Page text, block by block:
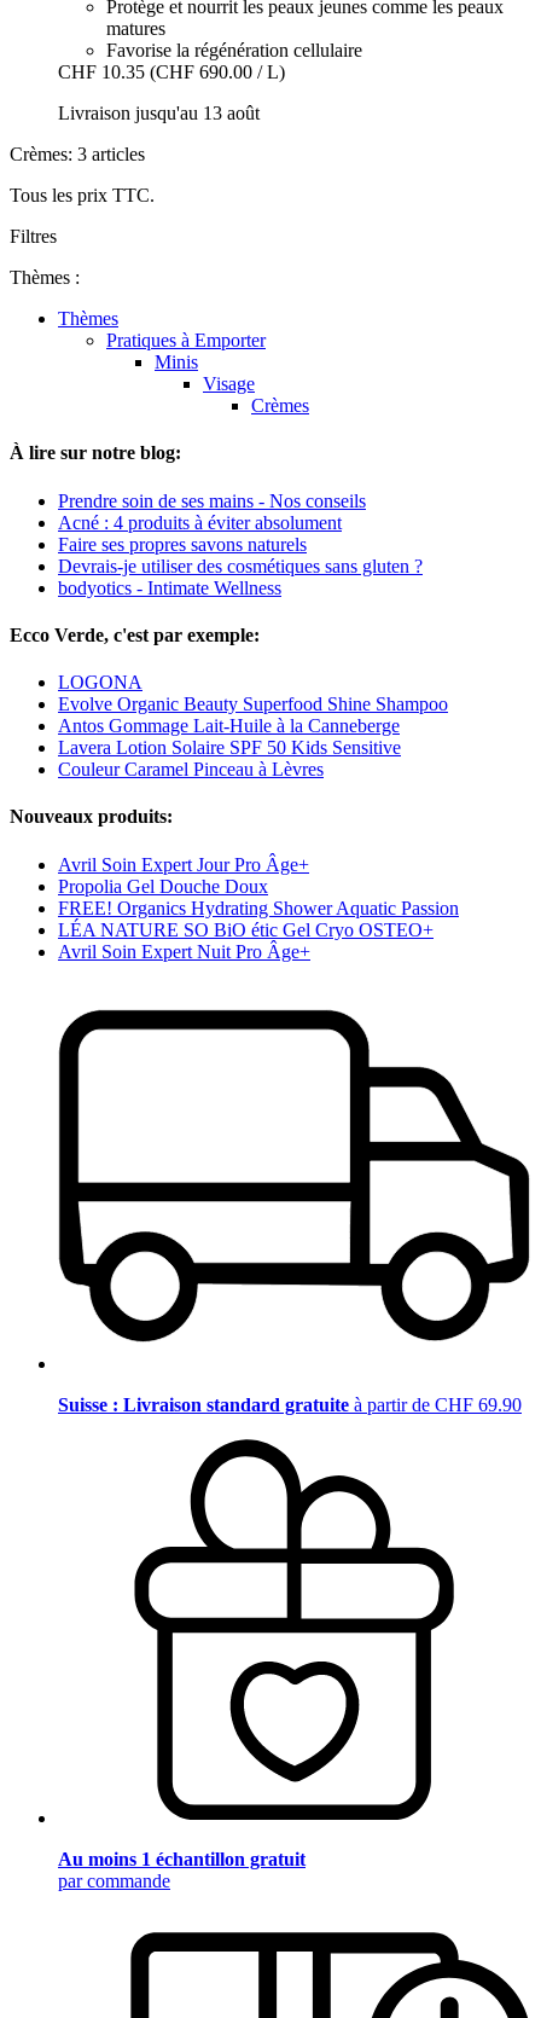
Protège et nourrit les peaux jeunes comme les peaux
matures
Favorise la régénération cellulaire
CHF 10.35 (CHF 690.00 / L)
Livraison jusqu'au 13 août
Crèmes: 3 articles
Tous les prix TTC.
Filtres
Thèmes :
Thèmes
Pratiques à Emporter
Minis
Visage
Crèmes
À lire sur notre blog:
Prendre soin de ses mains - Nos conseils
Acné : 4 produits à éviter absolument
Faire ses propres savons naturels
Devrais-je utiliser des cosmétiques sans gluten ?
bodyotics - Intimate Wellness
Ecco Verde, c'est par exemple:
LOGONA
Evolve Organic Beauty Superfood Shine Shampoo
Antos Gommage Lait-Huile à la Canneberge
Lavera Lotion Solaire SPF 50 Kids Sensitive
Couleur Caramel Pinceau à Lèvres
Nouveaux produits:
Avril Soin Expert Jour Pro Âge+
Propolia Gel Douche Doux
FREE! Organics Hydrating Shower Aquatic Passion
LÉA NATURE SO BiO étic Gel Cryo OSTEO+
Avril Soin Expert Nuit Pro Âge+
Suisse : Livraison standard gratuite à partir de CHF 69.90
Au moins 1 échantillon gratuit
par commande